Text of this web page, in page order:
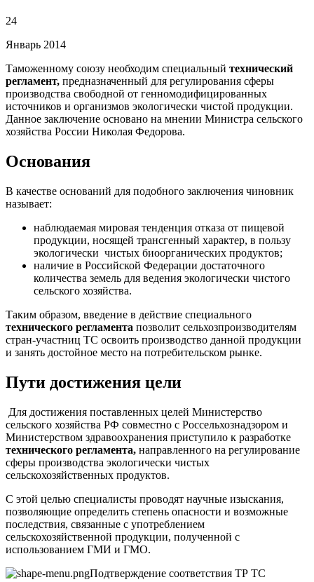
24
Январь 2014
Таможенному союзу необходим специальный технический
регламент, предназначенный для регулирования сферы
производства свободной от генномодифицированных
источников и организмов экологически чистой продукции.
Данное заключение основано на мнении Министра сельского
хозяйства России Николая Федорова.
Основания
В качестве оснований для подобного заключения чиновник
называет:
наблюдаемая мировая тенденция отказа от пищевой
продукции, носящей трансгенный характер, в пользу
экологически чистых биоорганических продуктов;
наличие в Российской Федерации достаточного
количества земель для ведения экологически чистого
сельского хозяйства.
Таким образом, введение в действие специального
технического регламента позволит сельхозпроизводителям
стран-участниц ТС освоить производство данной продукции
и занять достойное место на потребительском рынке.
Пути достижения цели
Для достижения поставленных целей Министерство
сельского хозяйства РФ совместно с Россельхознадзором и
Министерством здравоохранения приступило к разработке
технического регламента, направленного на регулирование
сферы производства экологически чистых
сельскохозяйственных продуктов.
С этой целью специалисты проводят научные изыскания,
позволяющие определить степень опасности и возможные
последствия, связанные с употреблением
сельскохозяйственной продукции, полученной с
использованием ГМИ и ГМО.
Подтверждение соответствия ТР ТС